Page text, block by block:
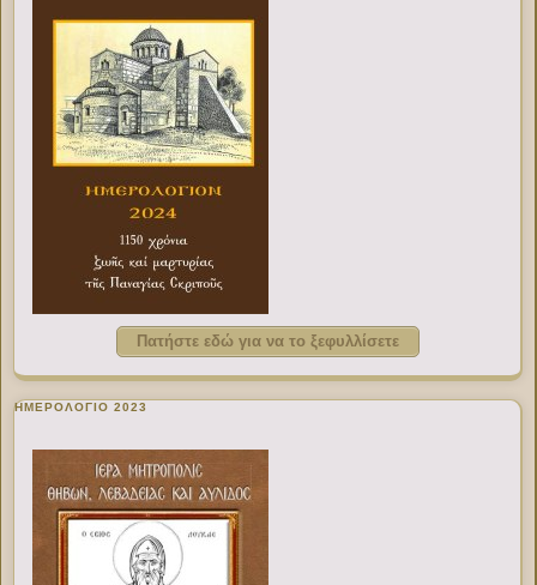
Πατήστε εδώ για να το ξεφυλλίσετε
ΗΜΕΡΟΛΟΓΙΟ 2023